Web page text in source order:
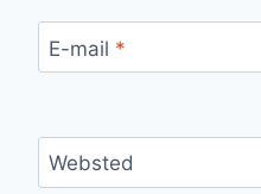
E-mail *
Websted